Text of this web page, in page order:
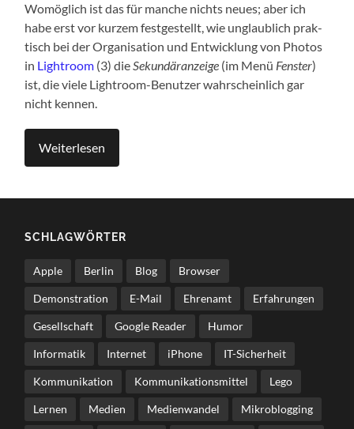
Womög­lich ist das für man­che nichts neu­es; aber ich
habe erst vor kur­zem fest­ge­stellt, wie unglaub­lich prak­
tisch bei der Orga­ni­sa­ti­on und Ent­wick­lung von Pho­tos
in Ligh­t­room (3) dieSekun­där­an­zei­ge (im Menü Fens­ter)
ist, die vie­le Ligh­t­room-Benut­zer wahr­schein­lich gar
nicht kennen.
Wei­ter­le­sen
SCHLAG­WÖR­TER
Apple Berlin Blog Browser
Demonstration E-Mail Ehrenamt Erfahrungen
Gesellschaft Google Reader Humor
Informatik Internet iPhone IT-Sicherheit
Kommunikation Kommunikationsmittel Lego
Lernen Medien Medienwandel Mikroblogging